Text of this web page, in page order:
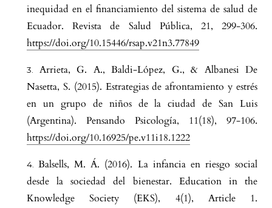
inequidad en el financiamiento del sistema de salud de
Ecuador. Revista de Salud Pública, 21, 299-306.
https://doi.org/10.15446/rsap.v21n3.77849
Arrieta, G. A., Baldi-López, G., & Albanesi De
Nasetta, S. (2015). Estrategias de afrontamiento y estrés
en un grupo de niños de la ciudad de San Luis
(Argentina). Pensando Psicología, 11(18), 97-106.
https://doi.org/10.16925/pe.v11i18.1222
Balsells, M. Á. (2016). La infancia en riesgo social
desde la sociedad del bienestar. Education in the
Knowledge Society (EKS), 4(1), Article 1.